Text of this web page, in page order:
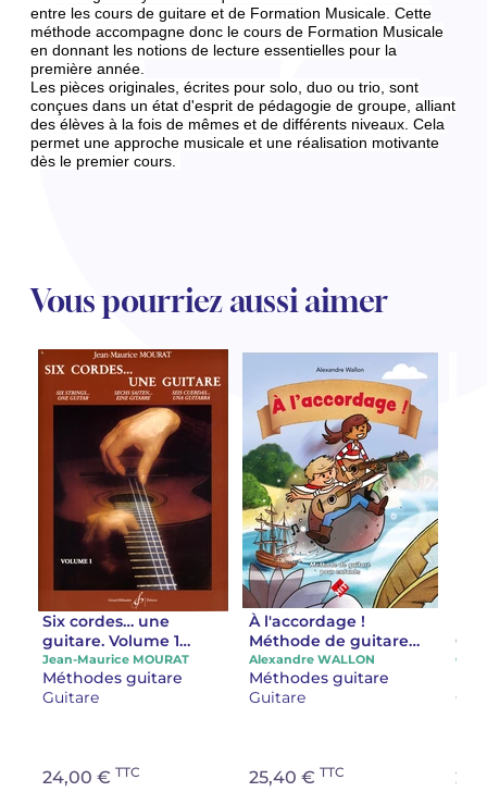
entre les cours de guitare et de Formation Musicale. Cette
méthode accompagne donc le cours de Formation Musicale
en donnant les notions de lecture essentielles pour la
première année.
Les pièces originales, écrites pour solo, duo ou trio, sont
conçues dans un état d'esprit de pédagogie de groupe, alliant
des élèves à la fois de mêmes et de différents niveaux. Cela
permet une approche musicale et une réalisation motivante
dès le premier cours.
Vous pourriez aussi aimer
Six cordes… une
guitare. Volume 1
méthode à l'usage des
débutants
Jean-Maurice MOURAT
Méthodes guitare
Guitare
24,00 € TTC
À l'accordage !
Méthode de guitare
pour enfants
Alexandre WALLON
Méthodes guitare
Guitare
25,40 € TTC